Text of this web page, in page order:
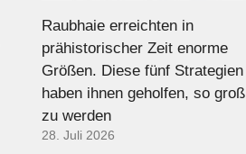
Raubhaie erreichten in
prähistorischer Zeit enorme
Größen. Diese fünf Strategien
haben ihnen geholfen, so groß
zu werden
28. Juli 2026